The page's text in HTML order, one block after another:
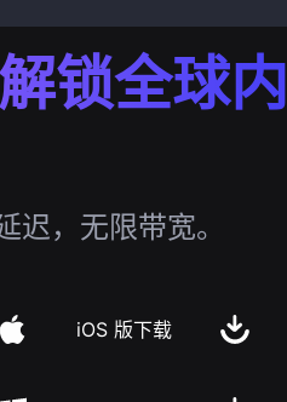
锁全球内
，无限带宽。
iOS 版下载